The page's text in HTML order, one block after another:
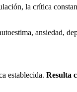
la crítica
ansiedad,
establecida. Resulta